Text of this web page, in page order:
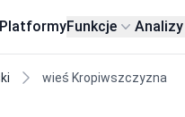
PlatformyFunkcje Analizy
wieś Kropiwszczyzna